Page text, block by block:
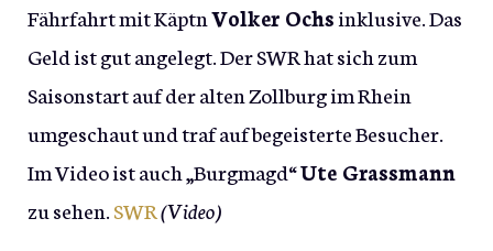
Fährfahrt mit KäptnVolker Ochsinklusive. Das
Geld ist gut angelegt. Der SWR hat sich zum
Saisonstart auf der alten Zollburg im Rhein
umgeschaut und traf auf begeisterte Besucher.
Im Video ist auch „Burgmagd“Ute Grassmann
zu sehen.SWR(Video)